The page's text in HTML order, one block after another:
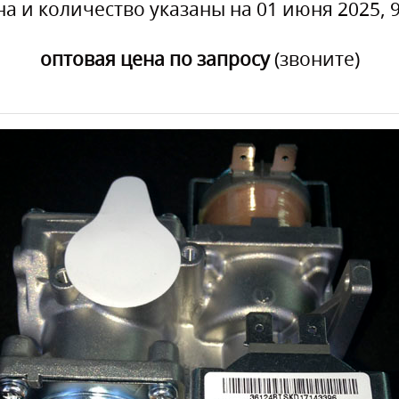
и количество указаны на 01 июня 2025,
оптовая цена по запросу(звоните)